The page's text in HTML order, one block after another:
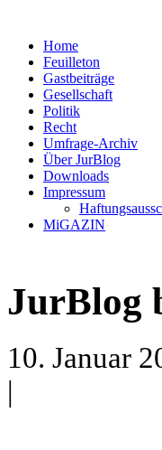
Home
Feuilleton
Gastbeiträge
Gesellschaft
Politik
Recht
Umfrage-Archiv
Über JurBlog
Downloads
Impressum
MiGAZIN
JurBlog
10. Januar
|